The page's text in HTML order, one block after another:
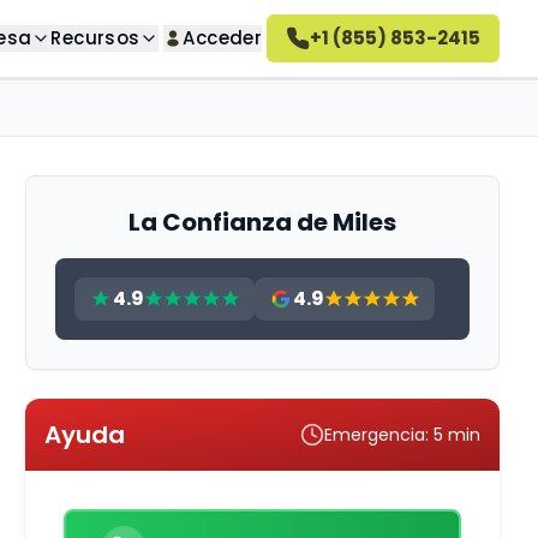
Cómo funciona Altahonos
Empleo
Reseñas de Altahonos
clientes
Recursos Acceder +1 (855) 853-2415
La Confianza de Miles
4.9 4.9
Ayuda Emergencia: 5 min